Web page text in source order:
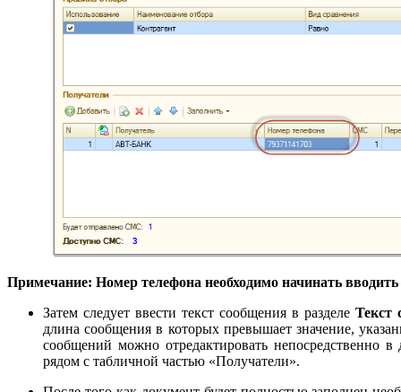
Примечание: Номер телефона необходимо начинать
Затем следует ввести текст сообщения в разделе Текст
длина сообщения в которых превышает значение,
сообщений можно отредактировать непосредственно
рядом с табличной частью «Получатели».